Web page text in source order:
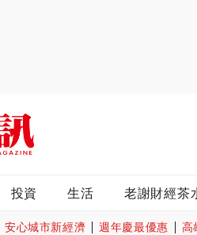
投資 生活 老謝財經茶
安心城市新經濟 週年慶最優惠 高